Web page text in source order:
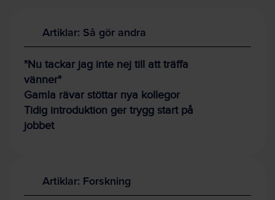
Artiklar: Så gör andra
"Nu tackar jag inte nej till att träffa
vänner"
Gamla rävar stöttar nya kollegor
Tidig introduktion ger trygg start på
jobbet
Artiklar: Forskning